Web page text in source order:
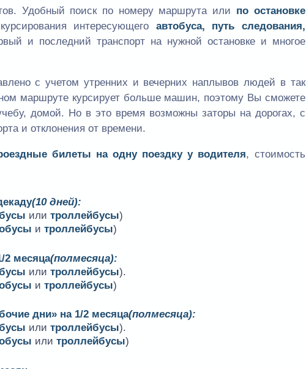
Удобный поиск по номеру маршрута или по остановке
интересующего автобуса, путь следования,
и последний транспорт на нужной остановке и многое
с учетом утренних и вечерних наплывов людей в так
маршруте курсирует больше машин, поэтому Вы сможете
домой. Но в это время возможны заторы на дорогах, с
и отклонения от времени.
билеты на одну поездку у водителя, стоимость
(10 дней):
илитроллейбусы)
итроллейбусы)
2 месяца(полмесяца):
илитроллейбусы).
итроллейбусы)
дни» на 1/2 месяца(полмесяца):
илитроллейбусы).
илитроллейбусы)